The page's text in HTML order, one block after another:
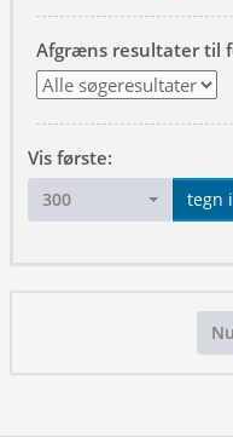
Afgræns resultater til
Vis første:
300 tegn